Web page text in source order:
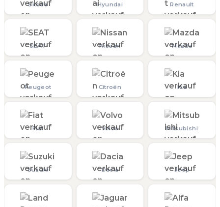
Skoda Hyundai Renault
SEAT Nissan Mazda
Peugeot Citroën Kia
Fiat Volvo Mitsubishi
Suzuki Dacia Jeep